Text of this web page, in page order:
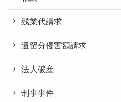
残業代請求
遺留分侵害額請求
法人破産
刑事事件